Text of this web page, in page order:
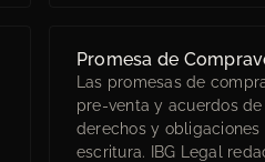
Promesa de
Las promesas de
pre-venta y acuerdos
derechos y obligaciones
escritura. IBG Legal